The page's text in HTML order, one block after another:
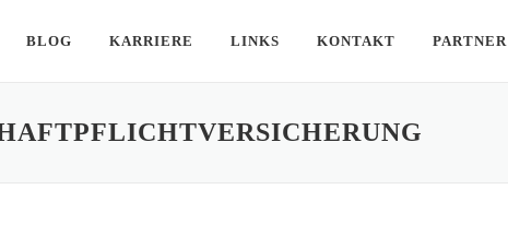
BLOG KARRIERE LINKS KONTAKT PARTNER